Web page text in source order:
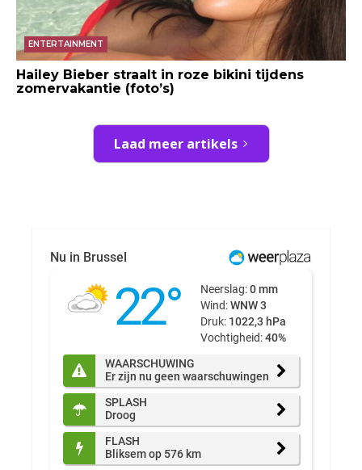
ENTERTAINMENT
Hailey Bieber straalt in roze bikini tijdens
zomervakantie (foto’s)
Laad meer artikels